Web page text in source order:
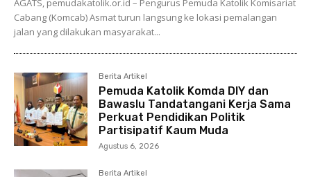
AGATS, pemudakatolik.or.id – Pengurus Pemuda Katolik Komisariat
Cabang (Komcab) Asmat turun langsung ke lokasi pemalangan
jalan yang dilakukan masyarakat...
Berita Artikel
Pemuda Katolik Komda DIY dan
Bawaslu Tandatangani Kerja Sama
Perkuat Pendidikan Politik
Partisipatif Kaum Muda
Agustus 6, 2026
Berita Artikel